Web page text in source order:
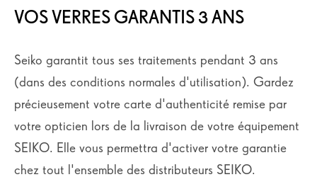
VOS VERRES GARANTIS 3 ANS
Seiko garantit tous ses traitements pendant 3 ans
(dans des conditions normales d'utilisation). Gardez
précieusement votre carte d'authenticité remise par
votre opticien lors de la livraison de votre équipement
SEIKO. Elle vous permettra d'activer votre garantie
chez tout l'ensemble des distributeurs SEIKO.